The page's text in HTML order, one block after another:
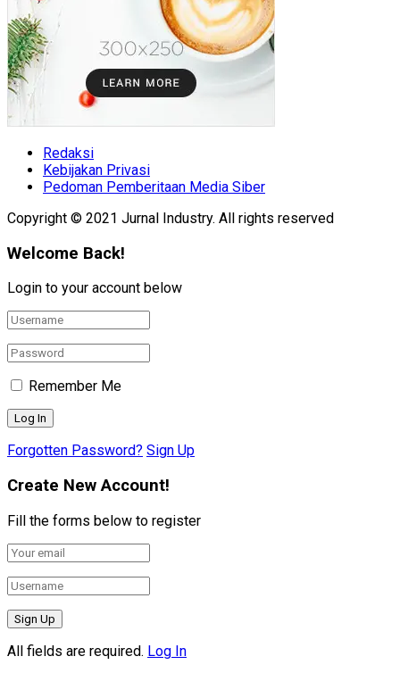
Redaksi
Kebijakan Privasi
Pedoman Pemberitaan Media Siber
Copyright © 2021 Jurnal Industry. All rights reserved
Welcome Back!
Login to your account below
Remember Me
Forgotten Password? Sign Up
Create New Account!
Fill the forms below to register
All fields are required. Log In